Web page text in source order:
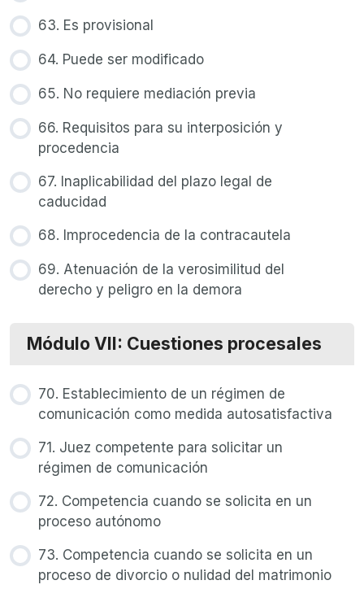
63. Es provisional
64. Puede ser modificado
65. No requiere mediación previa
66. Requisitos para su interposición y
procedencia
67. Inaplicabilidad del plazo legal de
caducidad
68. Improcedencia de la contracautela
69. Atenuación de la verosimilitud del
derecho y peligro en la demora
Módulo VII: Cuestiones procesales
70. Establecimiento de un régimen de
comunicación como medida autosatisfactiva
71. Juez competente para solicitar un
régimen de comunicación
72. Competencia cuando se solicita en un
proceso autónomo
73. Competencia cuando se solicita en un
proceso de divorcio o nulidad del matrimonio